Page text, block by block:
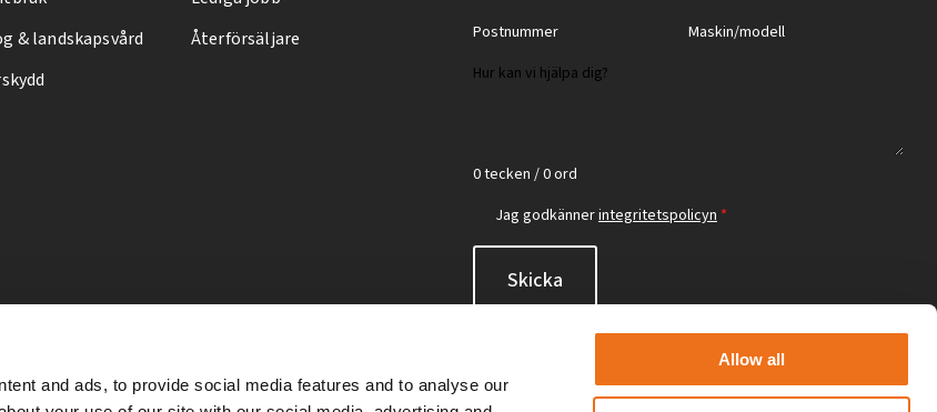
and ads, to provide social media features and to analyse our
Allow all
& landskapsvård
Återförsäljare
0 tecken / 0 ord
Jag godkännerintegritetspolicyn *
Skicka